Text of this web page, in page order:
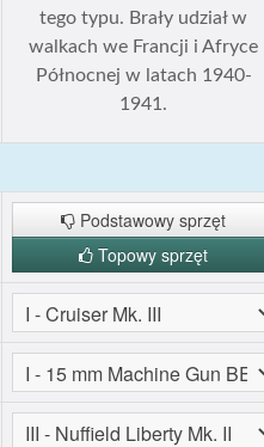
tego typu. Brały udział w
walkach we Francji i Afryce
Północnej w latach 1940-
1941.
Podstawowy sprzęt
Topowy sprzęt